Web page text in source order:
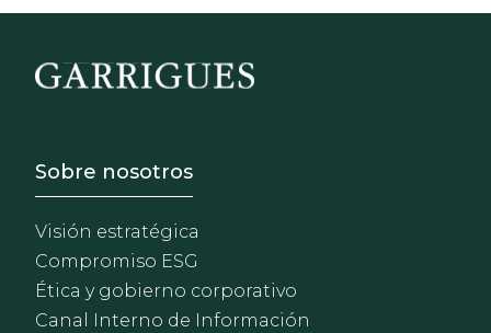
Footer - Sobre Nosotros
Sobre nosotros
Visión estratégica
Compromiso ESG
Ética y gobierno corporativo
Canal Interno de Información